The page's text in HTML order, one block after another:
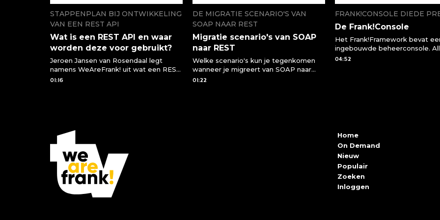
STAPPENPLAN BIJ ONTWIKKELING
VAN EEN REST API
Wat is een REST API en waar
worden deze voor gebruikt?
Jeroen Jansen van Rosendaal legt
namens WeAreFrank! uit wat een REST
API is en waar we deze voor kunnen
01:16
DE MIGRATIE SCENARIO'S VAN
SOAP NAAR REST
Migratie scenario's van SOAP
naar REST
Welke scenario's kun je tegenkomen
wanneer je migreert van SOAP naar
een REST API
01:22
FRANK!CONSOLE DIEDE
De Frank!Console
Het Frank!Framework bevat
ingebouwde beheerconsole.
processen binnen je applicatie
04:52
Home
On Demand
Nieuw
Populair
Zoeken
Inloggen